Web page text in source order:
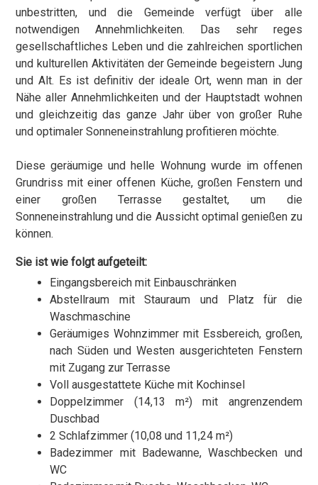
unbestritten, und die Gemeinde verfügt über alle
notwendigen Annehmlichkeiten. Das sehr reges
gesellschaftliches Leben und die zahlreichen sportlichen
und kulturellen Aktivitäten der Gemeinde begeistern Jung
und Alt. Es ist definitiv der ideale Ort, wenn man in der
Nähe aller Annehmlichkeiten und der Hauptstadt wohnen
und gleichzeitig das ganze Jahr über von großer Ruhe
und optimaler Sonneneinstrahlung profitieren möchte.
Diese geräumige und helle Wohnung wurde im offenen
Grundriss mit einer offenen Küche, großen Fenstern und
einer großen Terrasse gestaltet, um die
Sonneneinstrahlung und die Aussicht optimal genießen zu
können.
Sie ist wie folgt aufgeteilt:
Eingangsbereich mit Einbauschränken
Abstellraum mit Stauraum und Platz für die
Waschmaschine
Geräumiges Wohnzimmer mit Essbereich, großen,
nach Süden und Westen ausgerichteten Fenstern
mit Zugang zur Terrasse
Voll ausgestattete Küche mit Kochinsel
Doppelzimmer (14,13 m²) mit angrenzendem
Duschbad
2 Schlafzimmer (10,08 und 11,24 m²)
Badezimmer mit Badewanne, Waschbecken und
WC